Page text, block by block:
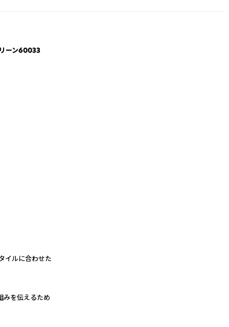
ーン60033
イルに合わせた
みを伝えるため